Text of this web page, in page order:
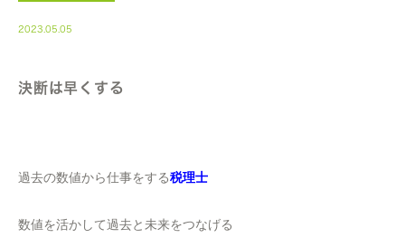
2023.05.05
決断は早くする
過去の数値から仕事をする税理士
数値を活かして過去と未来をつなげる